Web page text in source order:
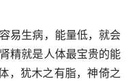
易生病，能量低，就会
精就是人体最宝贵的能
，犹木之有脂，神倚之